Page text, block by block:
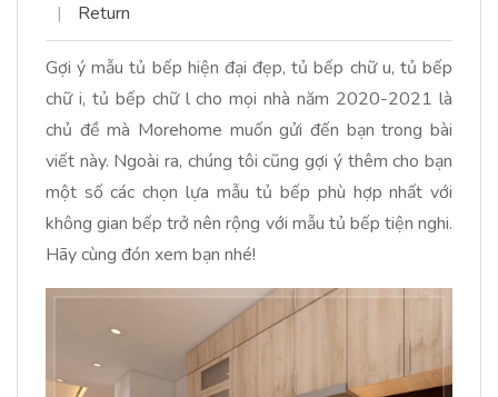
|
Return
Gợi ý mẫu tủ bếp hiện đại đẹp, tủ bếp chữ u, tủ bếp
chữ i, tủ bếp chữ l cho mọi nhà năm 2020-2021 là
chủ đề mà Morehome muốn gửi đến bạn trong bài
viết này. Ngoài ra, chúng tôi cũng gợi ý thêm cho bạn
một số các chọn lựa mẫu tủ bếp phù hợp nhất với
không gian bếp trở nên rộng với mẫu tủ bếp tiện nghi.
Hãy cùng đón xem bạn nhé!